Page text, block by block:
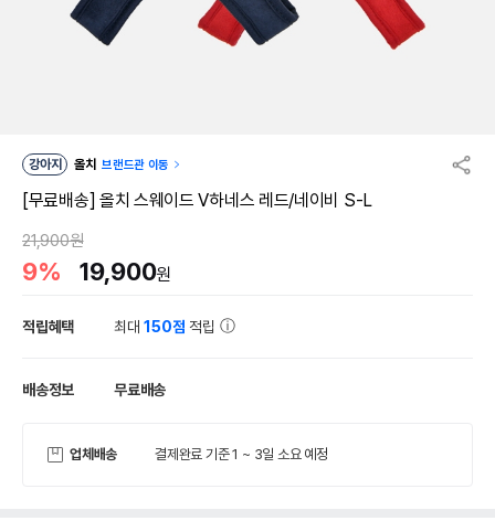
강아지 올치 브랜드관 이동
[무료배송] 올치 스웨이드 V하네스 레드/네이비 S-L
21,900원
9% 19,900원
적립혜택 최대150점 적립
배송정보 무료배송
업체배송 결제완료 기준 1 ~ 3일 소요 예정